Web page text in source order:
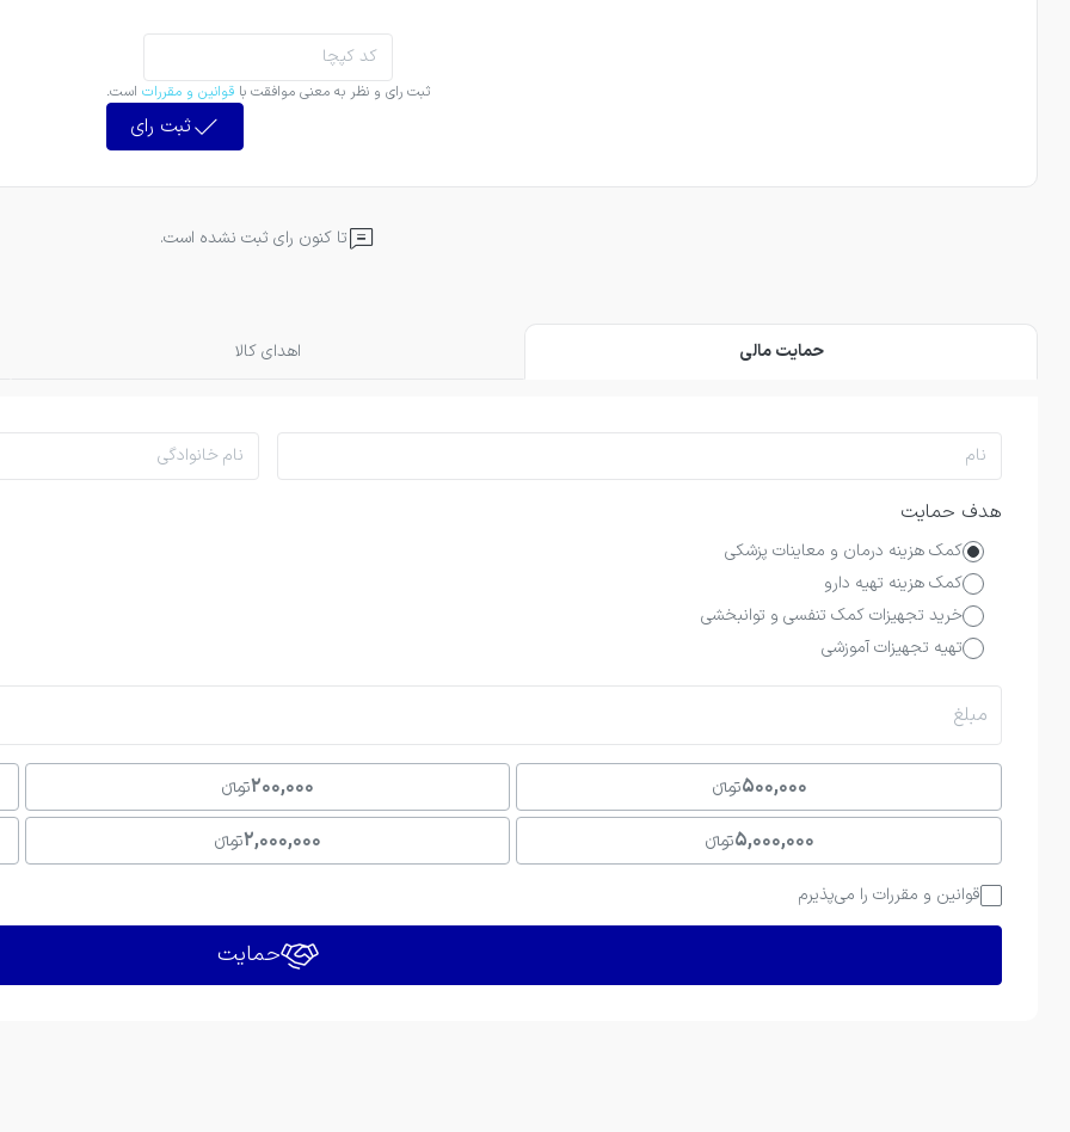
ثبت رای و نظر به معنی موافقت با قوانین و مقررات است.
ثبت رای
تا کنون رای ثبت نشده است.
حمایت مالی اهدای کالا
هدف حمایت
کمک هزینه درمان و معاینات پزشکی
کمک هزینه تهیه دارو
خرید تجهیزات کمک تنفسی و توانبخشی
تهیه تجهیزات آموزشی
مبلغ
200,000تومانءءء 500,000تومانءءء
2,000,000تومانءءء 5,000,000تومانءءء
قوانین و مقررات را می‌پذیرم
حمایت